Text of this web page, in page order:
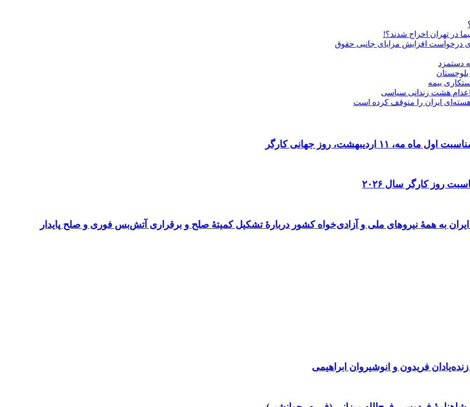
درخواست افزایش مزایای جانبی حقوق
دستمزد
بیمه
هشت زندانی سیاسی
ایران را متوقف کرده است
روز جهانی کارگر
روز کارگر سال ۲۰۲۶
به همهٔ نیروهای ملی و آزادی‌خواه کشور دربارهٔ تشکیل کمیتهٔ صلح و برقراری آتش‌بس فوری و صلح پایدار
فریدون و انوشیروان ابراهیمی